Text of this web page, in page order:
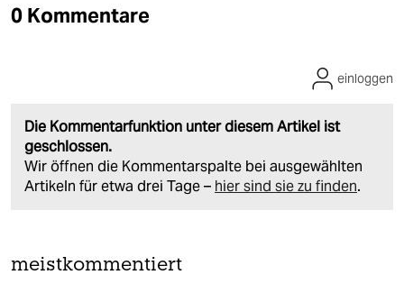
0 Kommentare
Die Kommentarfunktion unter diesem Artikel ist
geschlossen.
Wir öffnen die Kommentarspalte bei ausgewählten
Artikeln für etwa drei Tage – hier sind sie zu finden.
einloggen
meistkommentiert